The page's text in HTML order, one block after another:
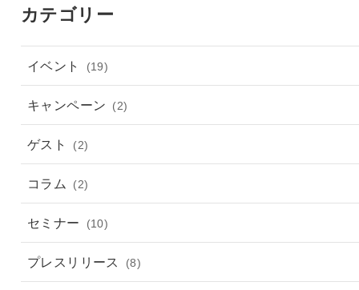
カテゴリー
イベント (19)
キャンペーン (2)
ゲスト (2)
コラム (2)
セミナー (10)
プレスリリース (8)